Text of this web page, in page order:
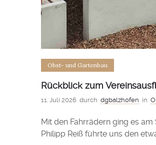
Obst- und Gartenbau
Rückblick zum
11. Juli 2026 durch dgbalzhofen in
Mit den Fahrrädern ging es
Philipp Reiß führte uns den